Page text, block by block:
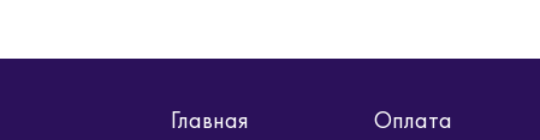
Главная
Оплата